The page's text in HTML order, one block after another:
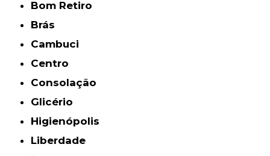
Bom Retiro
Brás
Cambuci
Centro
Consolação
Glicério
Higienópolis
Liberdade